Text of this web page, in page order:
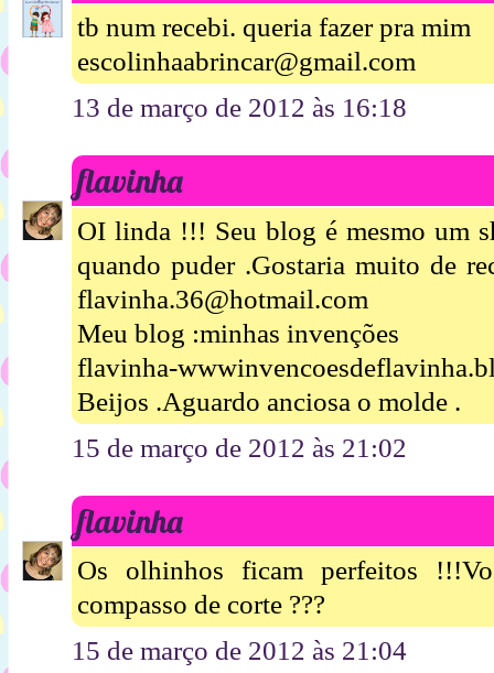
tb num recebi. queria fazer pra mim
escolinhaabrincar@gmail.com
13 de março de 2012 às 16:18
flavinha
OI linda !!! Seu blog é mesmo um
quando puder .Gostaria muito de
flavinha.36@hotmail.com
Meu blog :minhas invenções
flavinha-
Beijos .Aguardo anciosa o molde .
15 de março de 2012 às 21:02
flavinha
Os olhinhos ficam perfeitos
compasso de corte ???
15 de março de 2012 às 21:04